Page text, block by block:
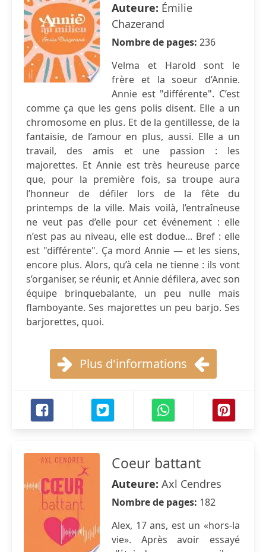
Auteure: Émilie
Chazerand
Nombre de pages: 236
Velma et Harold sont le
frère et la soeur d’Annie.
Annie est "différente". C’est
comme ça que les gens polis disent. Elle a un
chromosome en plus. Et de la gentillesse, de la
fantaisie, de l’amour en plus, aussi. Elle a un
travail, des amis et une passion : les
majorettes. Et Annie est très heureuse parce
que, pour la première fois, sa troupe aura
l’honneur de défiler lors de la fête du
printemps de la ville. Mais voilà, l’entraîneuse
ne veut pas d’elle pour cet événement : elle
n’est pas au niveau, elle est dodue... Bref : elle
est "différente". Ça mord Annie — et les siens,
encore plus. Alors, qu’à cela ne tienne : ils vont
s’organiser, se réunir, et Annie défilera, avec son
équipe brinquebalante, un peu nulle mais
flamboyante. Ses majorettes un peu barjo. Ses
barjorettes, quoi.
Plus d'informations
Coeur battant
Auteure: Axl Cendres
Nombre de pages: 182
Alex, 17 ans, est un «hors-la
vie». Après avoir essayé